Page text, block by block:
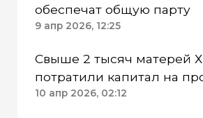
обеспечат общую парту
9 апр 2026, 12:25
Свыше 2 тысяч матерей
потратили капитал на
жилье
10 апр 2026, 02:12